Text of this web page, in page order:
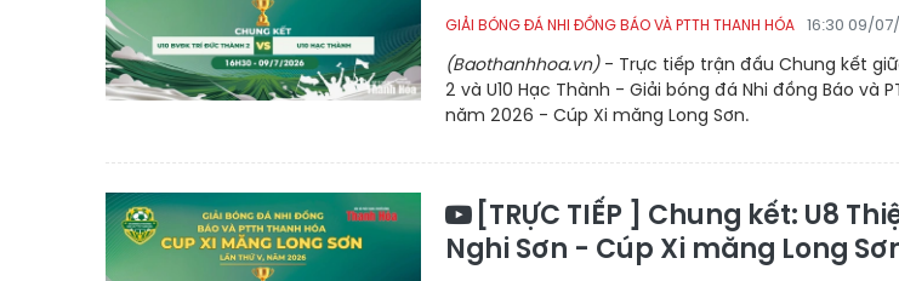
GIẢI BÓNG ĐÁ NHI ĐỒNG BÁO VÀ PTTH THANH HÓA 16:30 09/
(Baothanhhoa.vn)- Trực tiếp trận đấu Chung kết
2 và U10 Hạc Thành - Giải bóng đá Nhi đồng Báo và
năm 2026 - Cúp Xi măng Long Sơn.
[TRỰC TIẾP ] Chung kết: U8
Nghi Sơn - Cúp Xi măng Long